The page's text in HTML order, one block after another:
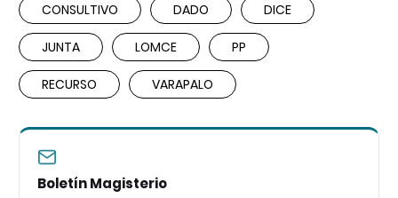
CONSULTIVO DADO DICE
JUNTA LOMCE PP
RECURSO VARAPALO
Boletín Magisterio